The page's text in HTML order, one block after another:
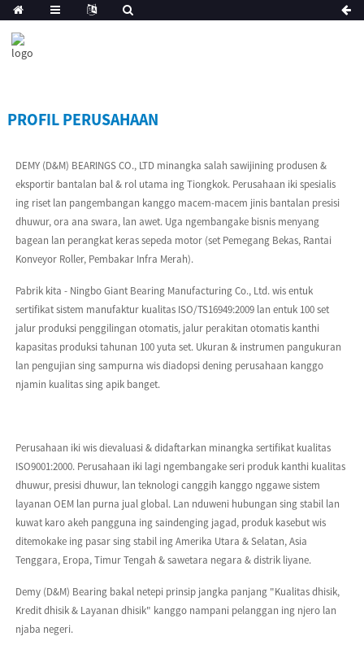
PROFIL PERUSAHAAN
DEMY (D&M) BEARINGS CO., LTD minangka salah sawijining produsen &
eksportir bantalan bal & rol utama ing Tiongkok. Perusahaan iki spesialis
ing riset lan pangembangan kanggo macem-macem jinis bantalan presisi
dhuwur, ora ana swara, lan awet. Uga ngembangake bisnis menyang
bagean lan perangkat keras sepeda motor (set Pemegang Bekas, Rantai
Konveyor Roller, Pembakar Infra Merah).
Pabrik kita - Ningbo Giant Bearing Manufacturing Co., Ltd. wis entuk
sertifikat sistem manufaktur kualitas ISO/TS16949:2009 lan entuk 100 set
jalur produksi penggilingan otomatis, jalur perakitan otomatis kanthi
kapasitas produksi tahunan 100 yuta set. Ukuran & instrumen pangukuran
lan pengujian sing sampurna wis diadopsi dening perusahaan kanggo
njamin kualitas sing apik banget.
Perusahaan iki wis dievaluasi & didaftarkan minangka sertifikat kualitas
ISO9001:2000. Perusahaan iki lagi ngembangake seri produk kanthi kualitas
dhuwur, presisi dhuwur, lan teknologi canggih kanggo nggawe sistem
layanan OEM lan purna jual global. Lan nduweni hubungan sing stabil lan
kuwat karo akeh pangguna ing saindenging jagad, produk kasebut wis
ditemokake ing pasar sing stabil ing Amerika Utara & Selatan, Asia
Tenggara, Eropa, Timur Tengah & sawetara negara & distrik liyane.
Demy (D&M) Bearing bakal netepi prinsip jangka panjang "Kualitas dhisik,
Kredit dhisik & Layanan dhisik" kanggo nampani pelanggan ing njero lan
njaba negeri.